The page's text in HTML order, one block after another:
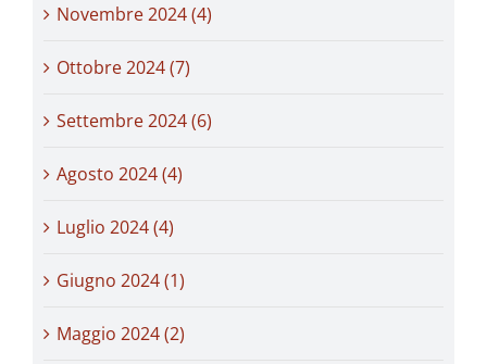
Novembre 2024 (4)
Ottobre 2024 (7)
Settembre 2024 (6)
Agosto 2024 (4)
Luglio 2024 (4)
Giugno 2024 (1)
Maggio 2024 (2)